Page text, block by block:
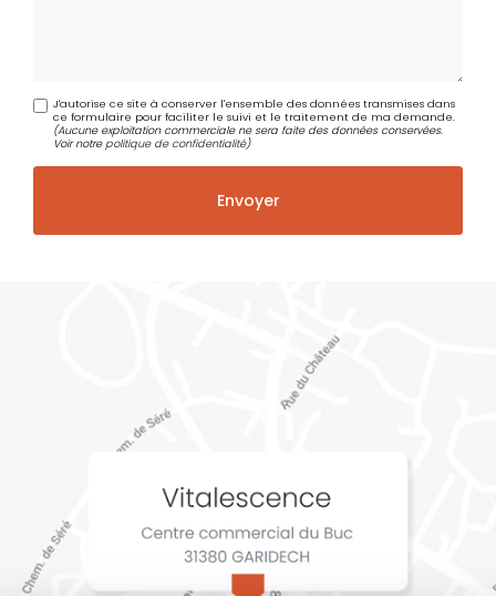
J'autorise ce site à conserver l'ensemble des données transmises dans
ce formulaire pour faciliter le suivi et le traitement de ma demande.
(Aucune exploitation commerciale ne sera faite des données conservées.
Voir notrepolitique de confidentialité)